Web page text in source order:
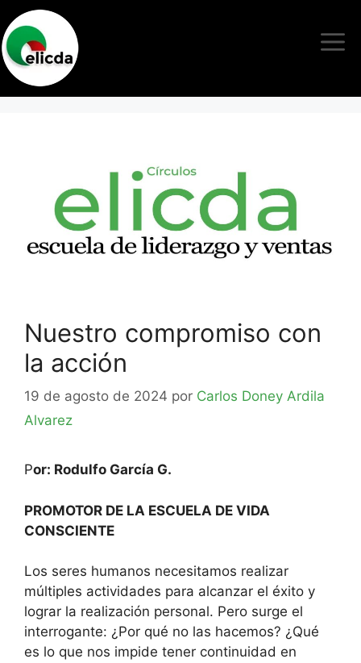
Nuestro compromiso con
la acción
19 de agosto de 2024 por Carlos Doney Ardila
Alvarez
Por: Rodulfo García G.
PROMOTOR DE LA ESCUELA DE VIDA
CONSCIENTE
Los seres humanos necesitamos realizar
múltiples actividades para alcanzar el éxito y
lograr la realización personal. Pero surge el
interrogante: ¿Por qué no las hacemos? ¿Qué
es lo que nos impide tener continuidad en